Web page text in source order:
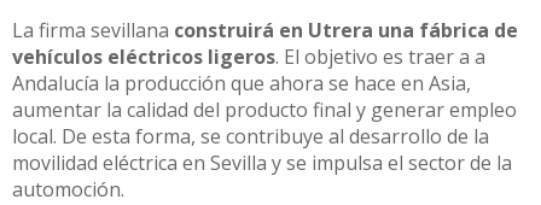
La firma sevillana construirá en Utrera una fábrica de
vehículos eléctricos ligeros. El objetivo es traer a a
Andalucía la producción que ahora se hace en Asia,
aumentar la calidad del producto final y generar empleo
local. De esta forma, se contribuye al desarrollo de la
movilidad eléctrica en Sevilla y se impulsa el sector de la
automoción.